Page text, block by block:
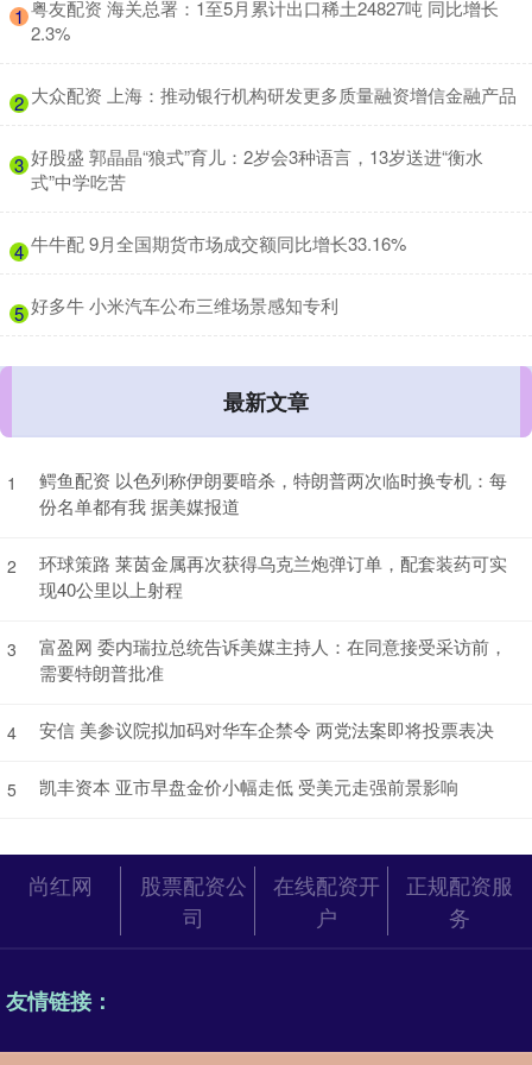
1 ​粤友配资 海关总署：1至5月累计出口稀土24827吨 同比增长
2.3%
2 ​大众配资 上海：推动银行机构研发更多质量融资增信金融产品
3 ​好股盛 郭晶晶“狼式”育儿：2岁会3种语言，13岁送进“衡水
式”中学吃苦
4 ​牛牛配 9月全国期货市场成交额同比增长33.16%
5 ​好多牛 小米汽车公布三维场景感知专利
最新文章
1
鳄鱼配资 以色列称伊朗要暗杀，特朗普两次临时换专机：每
份名单都有我 据美媒报道
2
环球策路 莱茵金属再次获得乌克兰炮弹订单，配套装药可实
现40公里以上射程
3
富盈网 委内瑞拉总统告诉美媒主持人：在同意接受采访前，
需要特朗普批准
4 安信 美参议院拟加码对华车企禁令 两党法案即将投票表决
5 凯丰资本 亚市早盘金价小幅走低 受美元走强前景影响
尚红网
股票配资公
司
在线配资开
户
正规配资服
务
友情链接：